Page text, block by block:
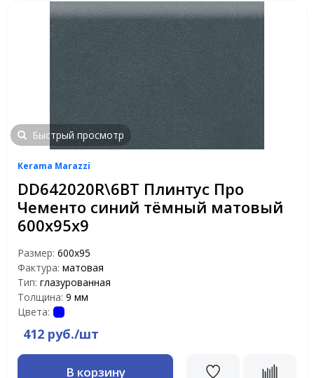
Быстрый просмотр
Kerama Marazzi
DD642020R\6BT Плинтус Про
Чементо синий тёмный матовый
600х95х9
Размер: 600х95
Фактура: матовая
Тип: глазурованная
Толщина: 9 мм
Цвета:
412 руб./шт
В корзину